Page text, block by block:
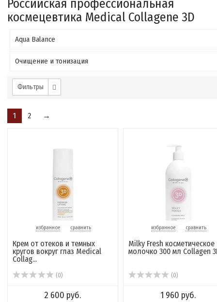
Российская профессиональная
космецевтика Medical Collagene 3D
Aqua Balance
Очищение и тонизация
Фильтры
1 2 →
избранное сравнить
Крем от отеков и темных
кругов вокруг глаз Medical
Collag...
(0)
2 600 руб.
избранное сравнить
Milky Fresh косметическое
молочко 300 мл Collagen
(0)
1 960 руб.